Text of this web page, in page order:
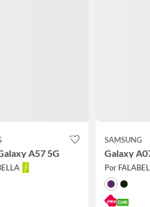
A57 5G
SAMSUNG
Galaxy
Por